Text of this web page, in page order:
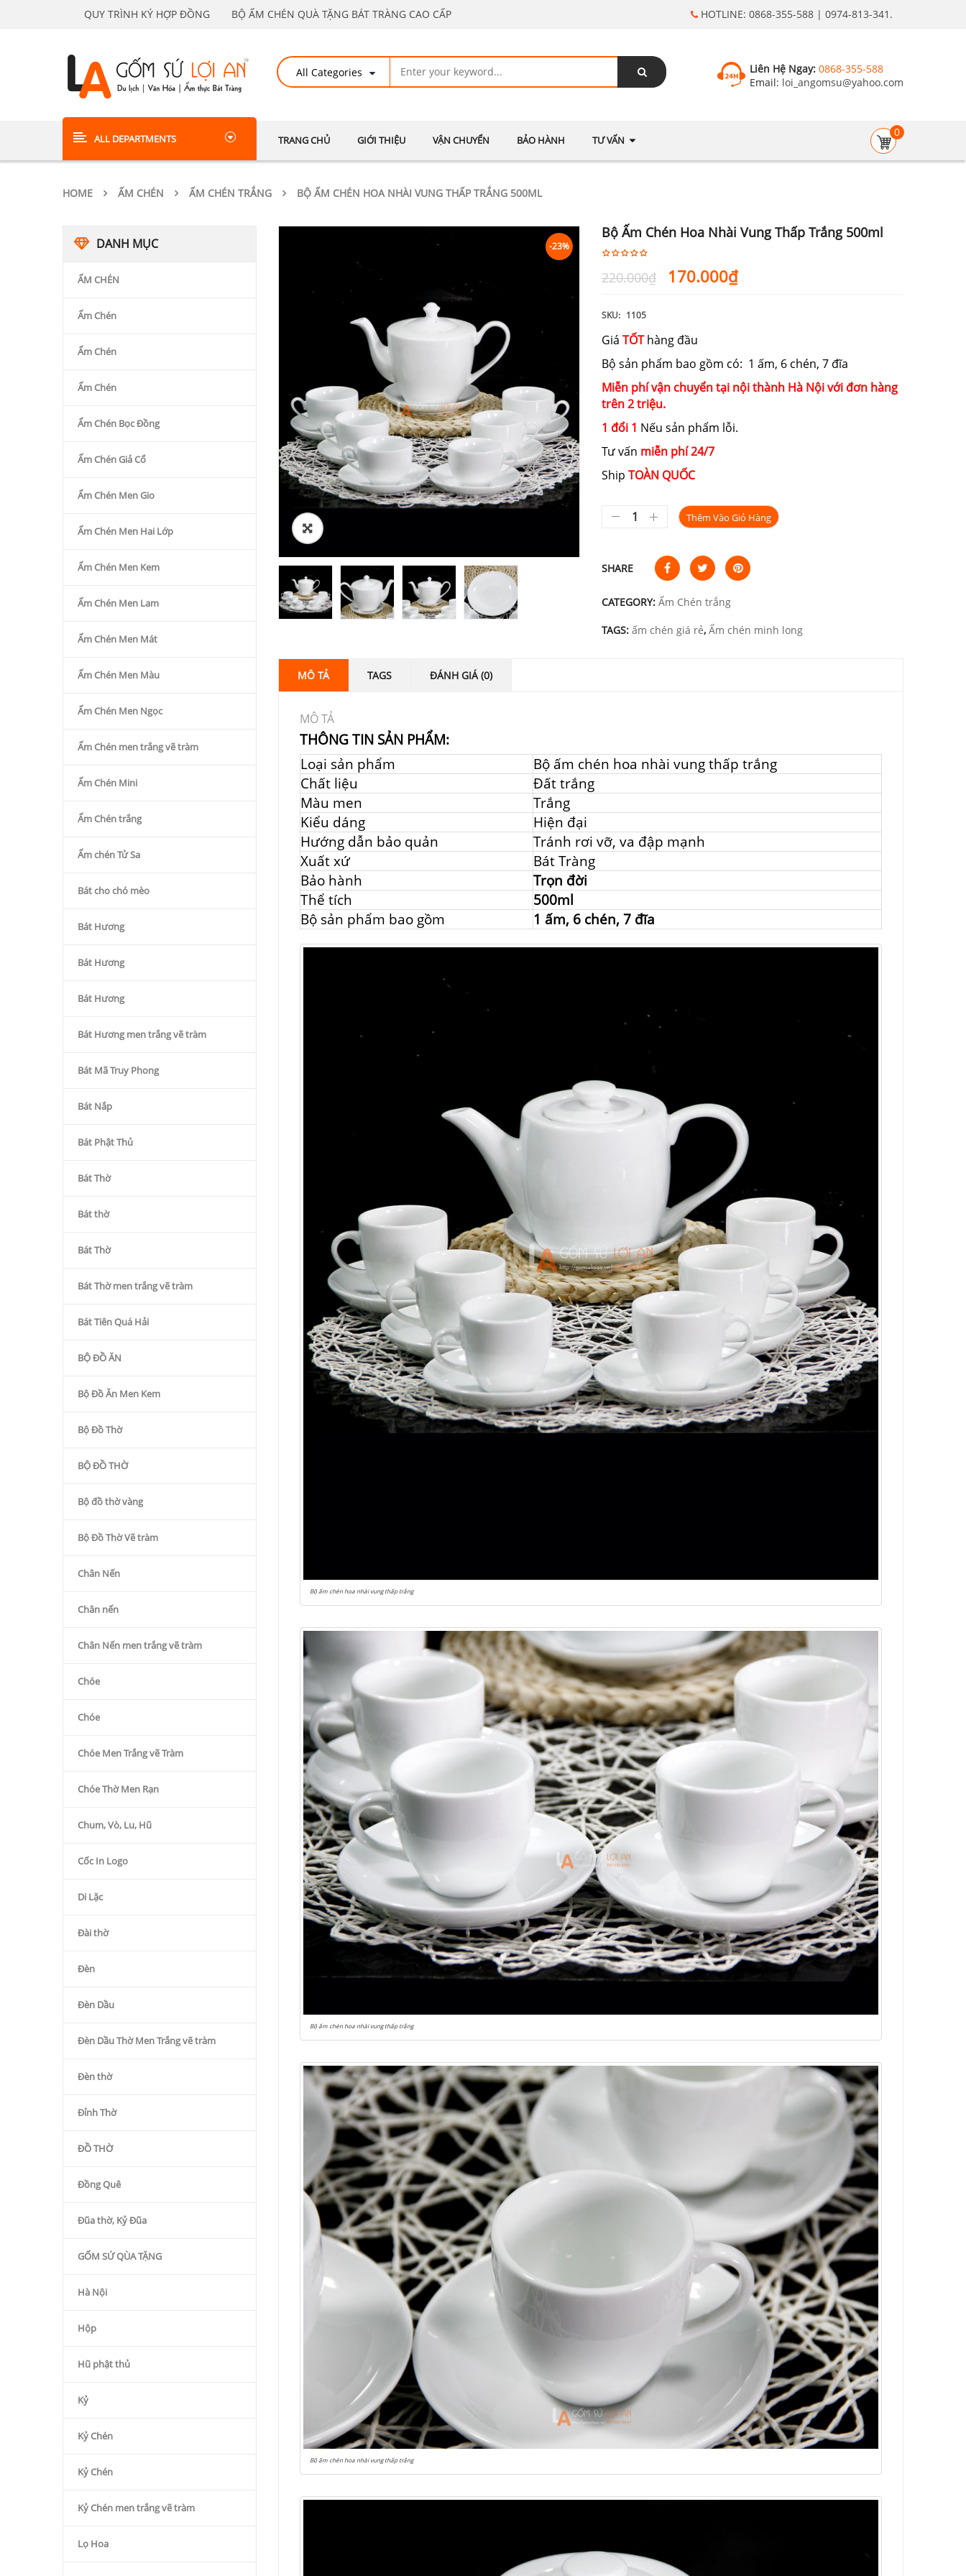
QUY TRÌNH KÝ HỢP ĐỒNG BỘ ẤM CHÉN QUÀ TẶNG BÁT TRÀNG CAO CẤP HOTLINE: 0868-355-588 | 0974-813-341.
Liên Hệ Ngay: 0868-355-588
Email: loi_angomsu@yahoo.com
ALL DEPARTMENTS TRANG CHỦ GIỚI THIỆU VẬN CHUYỂN BẢO HÀNH TƯ VẤN
0
HOME ẤM CHÉN ẤM CHÉN TRẮNG BỘ ẤM CHÉN HOA NHÀI VUNG THẤP TRẮNG 500ML
DANH MỤC
ẤM CHÉN
Ấm Chén
Ấm Chén
Ấm Chén
Ấm Chén Bọc Đồng
Ấm Chén Giả Cổ
Ấm Chén Men Gio
Ấm Chén Men Hai Lớp
Ấm Chén Men Kem
Ấm Chén Men Lam
Ấm Chén Men Mát
Ấm Chén Men Màu
Ấm Chén Men Ngọc
Ấm Chén men trắng vẽ tràm
Ấm Chén Mini
Ấm Chén trắng
Ấm chén Tử Sa
Bát cho chó mèo
Bát Hương
Bát Hương
Bát Hương
Bát Hương men trắng vẽ tràm
Bát Mã Truy Phong
Bát Nắp
Bát Phật Thủ
Bát Thờ
Bát thờ
Bát Thờ
Bát Thờ men trắng vẽ tràm
Bát Tiên Quá Hải
BỘ ĐỒ ĂN
Bộ Đồ Ăn Men Kem
Bộ Đồ Thờ
BỘ ĐỒ THỜ
Bộ đồ thờ vàng
Bộ Đồ Thờ Vẽ tràm
Chân Nến
Chân nến
Chân Nến men trắng vẽ tràm
Chóe
Chóe
Chóe Men Trắng vẽ Tràm
Chóe Thờ Men Rạn
Chum, Vò, Lu, Hũ
Cốc In Logo
Di Lặc
Đài thờ
Đèn
Đèn Dầu
Đèn Dầu Thờ Men Trắng vẽ tràm
Đèn thờ
Đỉnh Thờ
ĐỒ THỜ
Đồng Quê
Đũa thờ, Kỷ Đũa
GỐM SỨ QÙA TẶNG
Hà Nội
Hộp
Hũ phật thủ
Kỷ
Kỷ Chén
Kỷ Chén
Kỷ Chén men trắng vẽ tràm
Lọ Hoa
-23%
Bộ Ấm Chén Hoa Nhài Vung Thấp Trắng 500ml
220.000₫
Giá
220.000₫.
170.000₫
170.000₫.
SKU: 1105
Giá TỐThàng đầu
Bộ sản phẩm bao gồm có: 1 ấm, 6 chén, 7 đĩa
Miễn phí vận chuyển tại nội thành Hà Nội với đơn hàng
trên 2 triệu.
1 đổi 1 Nếu sản phẩm lỗi.
Tư vấn miễn phí 24/7
Ship TOÀN QUỐC
Thêm Vào Giỏ Hàng
SHARE
CATEGORY: Ấm Chén trắng
TAGS: ấm chén giá rẻ, Ấm chén minh long
MÔ TẢ TAGS ĐÁNH GIÁ (0)
MÔ TẢ
THÔNG TIN SẢN PHẨM:
Loại sản phẩm
Bộ ấm chén hoa nhài vung thấp trắng
Chất liệu
Đất trắng
Màu men
Trắng
Kiểu dáng
Hiện đại
Hướng dẫn bảo quản
Tránh rơi vỡ, va đập mạnh
Xuất xứ
Bát Tràng
Bảo hành
Trọn đời
Thể tích
500ml
Bộ sản phẩm bao gồm
1 ấm, 6 chén, 7 đĩa
Bộ ấm chén hoa nhài vung thấp trắng
Bộ ấm chén hoa nhài vung thấp trắng
Bộ ấm chén hoa nhài vung thấp trắng